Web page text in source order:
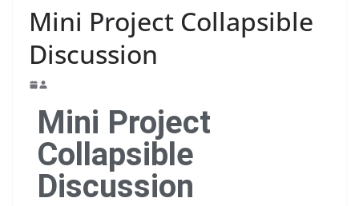
Mini Project Collapsible
Discussion
Mini Project
Collapsible
Discussion